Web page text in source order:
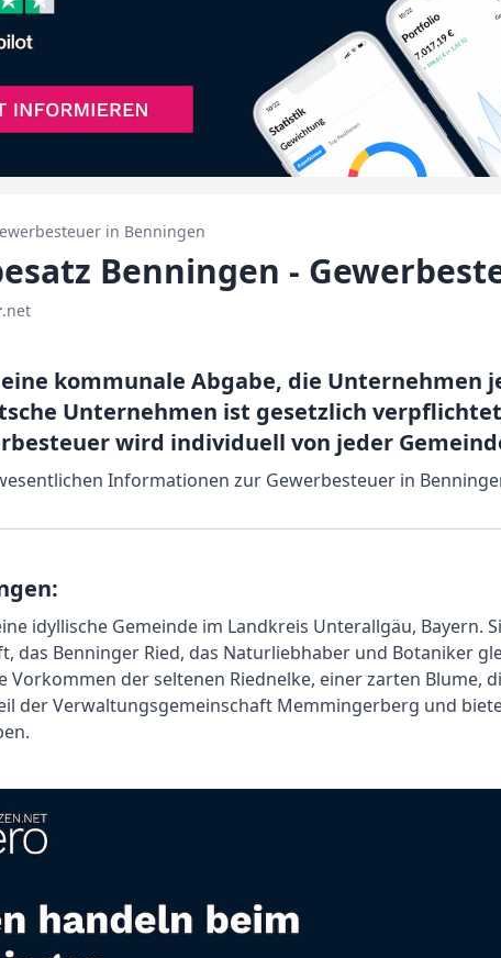
in Benningen
Benningen -
.net
kommunale Abgabe, die Unternehmen
Unternehmen ist gesetzlich
wird individuell von jeder
Informationen zur Gewerbesteuer in
idyllische Gemeinde im Landkreis Unterallgäu, Bayern.
das Benninger Ried, das Naturliebhaber und Botaniker
Vorkommen der seltenen Riednelke, einer zarten Blume,
der Verwaltungsgemeinschaft Memmingerberg und